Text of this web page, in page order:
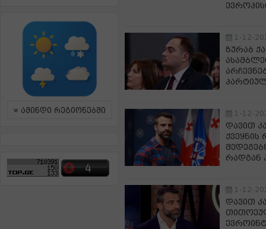
ამინდი რეგიონებში
1-12-
ზურაბ
1-12-
დავით
რადგან
1-12-
დავით